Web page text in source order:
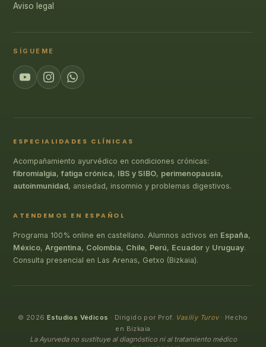
Aviso legal
SÍGUEME
ESPECIALIDADES CLÍNICAS
Acompañamiento ayurvédico en condiciones crónicas:
fibromialgia,fatiga crónica, IBS y SIBO, perimenopausia,
autoinmunidad, ansiedad, insomnio y problemas digestivos.
ATENDEMOS EN ESPAÑOL
Programa 100% online en castellano. Alumnos activos en España,
México, Argentina, Colombia, Chile, Perú, Ecuador y Uruguay.
Consulta presencial en Las Arenas, Getxo (Bizkaia).
© 2026Estudios Védicos · Dirigido por Prof. Vasiliy Turov· Hecho
en Bizkaia
La Ayurveda no sustituye al diagnóstico ni al tratamiento médico